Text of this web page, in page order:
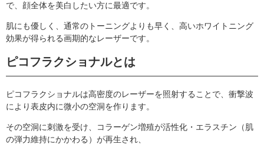
で、顔全体を美白したい方に最適です。
肌にも優しく、通常のトーニングよりも早く、高いホワイトニング
効果が得られる画期的なレーザーです。
ピコフラクショナルとは
ピコフラクショナルは高密度のレーザーを照射することで、衝撃波
により表皮内に微小の空洞を作ります。
その空洞に刺激を受け、コラーゲン増殖が活性化・エラスチン（肌
の弾力維持にかかわる）が再生され、